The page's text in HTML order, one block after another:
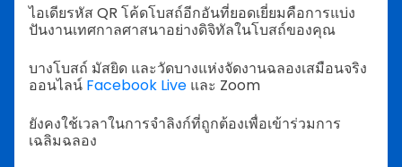
ไอเดียรหัส QR โค้ดโบสถ์อีกอันที่ยอดเยี่ยมคือการแบ่ง
ปันงานเทศกาลศาสนาอย่างดิจิทัลในโบสถ์ของคุณ
บางโบสถ์ มัสยิด และวัดบางแห่งจัดงานฉลองเสมือนจริง
ออนไลน์ Facebook Live และ Zoom
ยังคงใช้เวลาในการจำลิงก์ที่ถูกต้องเพื่อเข้าร่วมการ
เฉลิมฉลอง